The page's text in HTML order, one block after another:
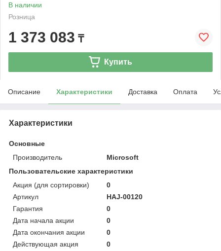
В наличии
Розница
1 373 083 ₸
Купить
Описание Характеристики Доставка Оплата
Характеристики
Основные
Производитель
Microsoft
Пользовательские характеристики
Акция (для сортировки)
0
Артикул
HAJ-00120
Гарантия
0
Дата начала акции
0
Дата окончания акции
0
Действующая акция
0